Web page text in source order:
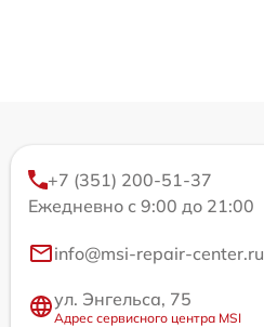
+7 (351) 200-51-37
Ежедневно с 9:00 до 21:00
info@msi-repair-center.ru
ул. Энгельса, 75
Адрес сервисного центра MSI